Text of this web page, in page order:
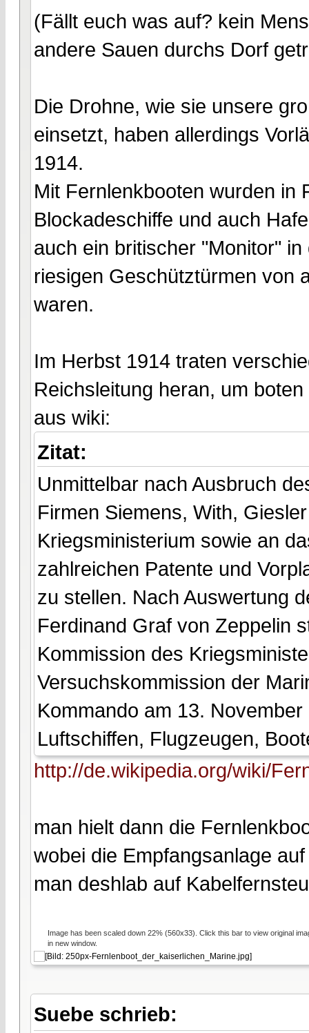
(Fällt euch was auf? kein
andere Sauen durchs Dorf
Die Drohne, wie sie unsere
einsetzt, haben allerdings
1914.
Mit Fernlenkbooten wurden in
Blockadeschiffe und auch
auch ein britischer "Monitor"
riesigen Geschütztürmen von
waren.
Im Herbst 1914 traten
Reichsleitung heran, um
aus wiki:
Zitat:
Unmittelbar nach Ausbruch
Firmen Siemens, With,
Kriegsministerium sowie an
zahlreichen Patente und
zu stellen. Nach Auswertung
Ferdinand Graf von Zeppelin
Kommission des
Versuchskommission der
Kommando am 13.
Luftschiffen, Flugzeugen,
http://de.wikipedia.org/wiki/
man hielt dann die
wobei die Empfangsanlage
man deshlab auf
Image has been scaled down 22% (560x33). Click this bar to view original
in new window.
Suebe schrieb: